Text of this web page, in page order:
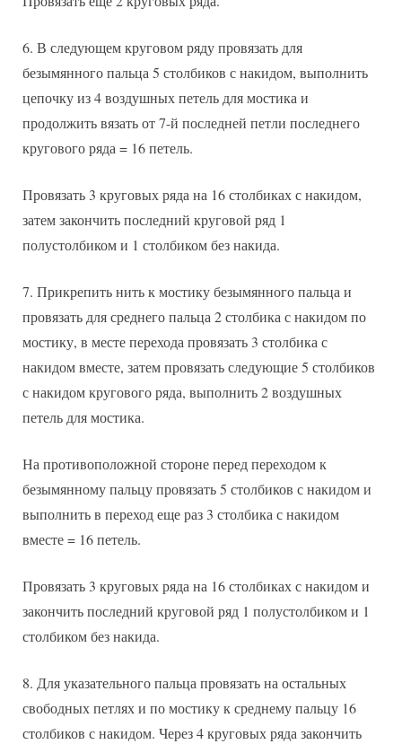
В следующем круговом ряду провязать для
безымянного пальца 5 столбиков с накидом, выполнить
цепочку из 4 воздушных петель для мостика и
продолжить вязать от 7-й последней петли последнего
кругового ряда = 16 петель.
Провязать 3 круговых ряда на 16 столбиках с накидом,
затем закончить последний круговой ряд 1
полустолбиком и 1 столбиком без накида.
Прикрепить нить к мостику безымянного пальца и
провязать для среднего пальца 2 столбика с накидом по
мостику, в месте перехода провязать 3 столбика с
накидом вместе, затем провязать следующие 5 столбиков
с накидом кругового ряда, выполнить 2 воздушных
петель для мостика.
На противоположной стороне перед переходом к
безымянному пальцу провязать 5 столбиков с накидом и
выполнить в переход еще раз 3 столбика с накидом
вместе = 16 петель.
Провязать 3 круговых ряда на 16 столбиках с накидом и
закончить последний круговой ряд 1 полустолбиком и 1
столбиком без накида.
Для указательного пальца провязать на остальных
свободных петлях и по мостику к среднему пальцу 16
столбиков с накидом. Через 4 круговых ряда закончить